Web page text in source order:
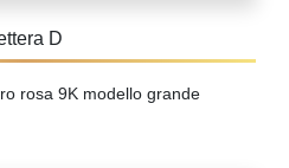
D
rosa 9K modello grande